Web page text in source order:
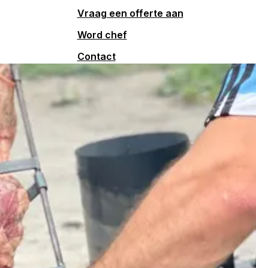
Vraag een offerte aan
Word chef
Contact